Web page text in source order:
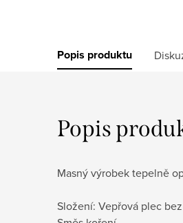
Popis produktu
Popis
Masný výrobek tepelně
Složení: Vepřová plec